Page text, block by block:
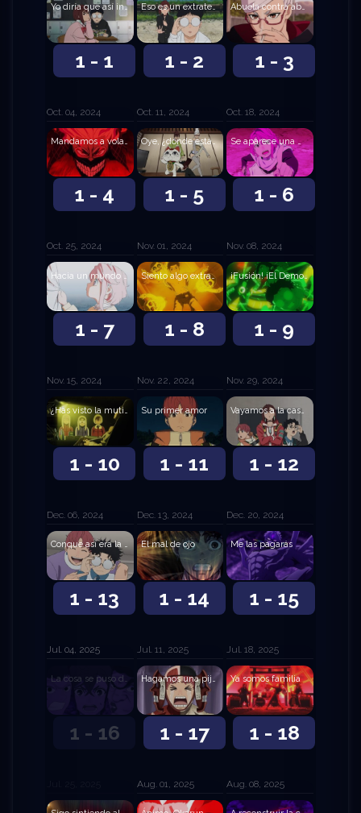
1 - 1
Yo diría que así inicia el amor
Oct. 04, 2024
1 - 2
Eso es un extraterrestre, ¿no?
Oct. 11, 2024
1 - 3
Abuela contra abuela
Oct. 18, 2024
1 - 4
Mandamos a volar a la Turbo Abuela
Oct. 25, 2024
1 - 5
Oye, ¿dónde están tus bolas?
Nov. 01, 2024
1 - 6
Se aparece una mujer peligrosa
Nov. 08, 2024
1 - 7
Hacia un mundo compasivo
Nov. 15, 2024
1 - 8
Siento algo extraño en el pecho
Nov. 22, 2024
1 - 9
¡Fusión! ¡El Demonio Dover Nessie Serpiano!
Nov. 29, 2024
1 - 10
Dec. 06, 2024
1 - 11
Su primer amor
Dec. 13, 2024
1 - 12
Vayamos a la casa embrujada
Dec. 20, 2024
1 - 13
Conque así era la leyenda de la Gran Serpiente
Jul. 04, 2025
1 - 14
El mal de ojo
Jul. 11, 2025
1 - 15
Me las pagarás
Jul. 18, 2025
1 - 16
La cosa se puso demasiado escabrosa
1 - 17
Hagamos una pijamada
Aug. 01, 2025
1 - 18
Ya somos familia
Aug. 08, 2025